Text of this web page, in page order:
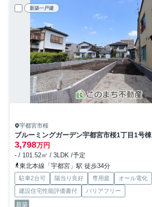
新築一戸建
宇都宮市桜
ブルーミングガーデン宇都宮市桜1丁目 1号棟
3,798万円
- / 101.52㎡ / 3LDK /予定
東北本線「宇都宮」駅 徒歩34分
駐車2台可 陽当り良好 専用庭
オール電化
建設住宅性能評価書付
バリアフリー
新築